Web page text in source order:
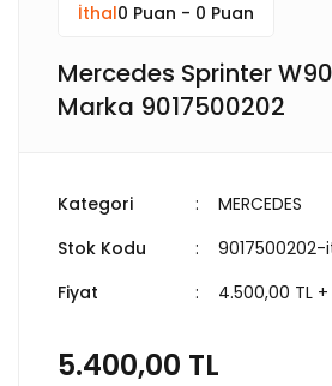
İthal0 Puan - 0 Puan
Mercedes Sprinter
Marka 9017500202
Kategori
MERCEDES
Stok Kodu
9017500202-
Fiyat
4.500,00 TL +
5.400,00 TL